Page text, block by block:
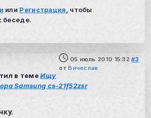
или Регистрация
, чтобы
беседе.
05 июль 2010 15:32 #3
отВячеслав
в темеИщу
Samsung cs-21f52zsr